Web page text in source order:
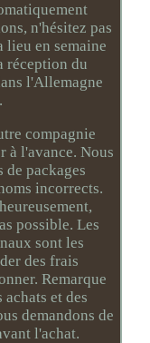
n'hésitez pas
lieu en semaine
réception du
l'Allemagne
compagnie
à l'avance. Nous
de packages
incorrects.
possible. Les
sont les
des frais
Remarque
et des
demandons de
l'achat.